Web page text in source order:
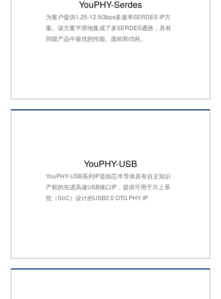
YouPHY-Serdes
为客户提供1.25-12.5Gbps多速率SERDES IP方
案。该方案平滑地集成了多SERDES通路，具有
同级产品中最优的性能、面积和功耗。
YouPHY-USB
YouPHY-USB系列IP是灿芯半导体具有自主知识
产权的先进高速USB接口IP，提供可用于片上系
统（SoC）设计的USB2.0 OTG PHY IP